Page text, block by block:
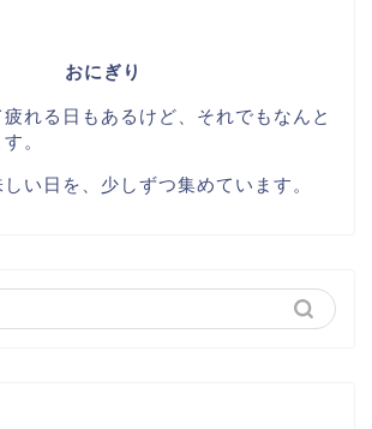
おにぎり
れる日もあるけど、それでもなんと
。
い日を、少しずつ集めています。